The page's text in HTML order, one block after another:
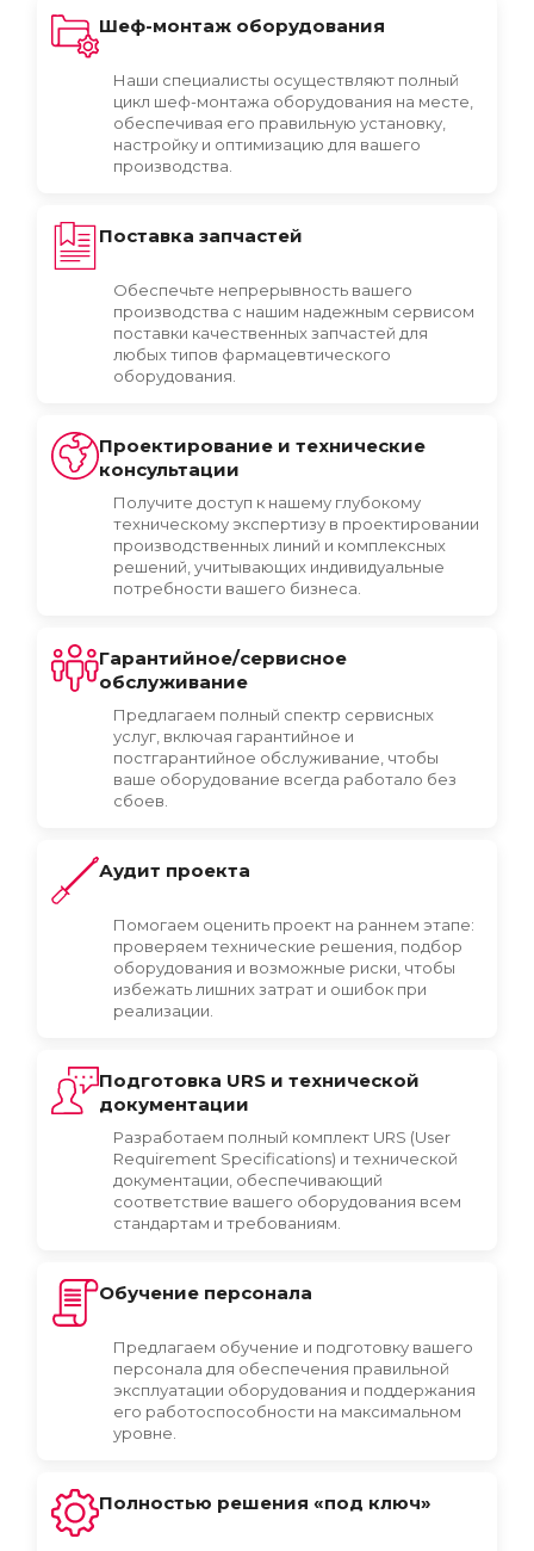
Шеф-монтаж оборудования
Наши специалисты осуществляют полный
цикл шеф-монтажа оборудования на месте,
обеспечивая его правильную установку,
настройку и оптимизацию для вашего
производства.
Поставка запчастей
Обеспечьте непрерывность вашего
производства с нашим надежным сервисом
поставки качественных запчастей для
любых типов фармацевтического
оборудования.
Проектирование и технические
консультации
Получите доступ к нашему глубокому
техническому экспертизу в проектировании
производственных линий и комплексных
решений, учитывающих индивидуальные
потребности вашего бизнеса.
Гарантийное/сервисное
обслуживание
Предлагаем полный спектр сервисных
услуг, включая гарантийное и
постгарантийное обслуживание, чтобы
ваше оборудование всегда работало без
сбоев.
Аудит проекта
Помогаем оценить проект на раннем этапе:
проверяем технические решения, подбор
оборудования и возможные риски, чтобы
избежать лишних затрат и ошибок при
реализации.
Подготовка URS и технической
документации
Разработаем полный комплект URS (User
Requirement Specifications) и технической
документации, обеспечивающий
соответствие вашего оборудования всем
стандартам и требованиям.
Обучение персонала
Предлагаем обучение и подготовку вашего
персонала для обеспечения правильной
эксплуатации оборудования и поддержания
его работоспособности на максимальном
уровне.
Полностью решения «под ключ»